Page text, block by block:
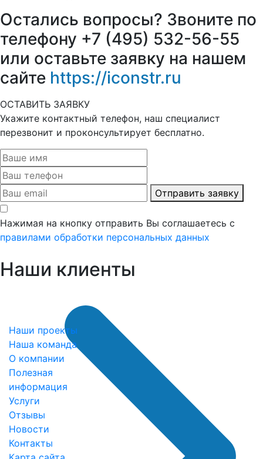
Остались вопросы? Звоните по
телефону +7 (495) 532-56-55
или оставьте заявку на нашем
сайте https://iconstr.ru
ОСТАВИТЬ ЗАЯВКУ
Укажите контактный телефон, наш специалист
перезвонит и проконсультирует бесплатно.
Отправить заявку
Нажимая на кнопку отправить Вы соглашаетесь с
правилами обработки персональных данных
Наши клиенты
Наши проекты
Наша команда
О компании
Полезная
информация
Услуги
Отзывы
Новости
Контакты